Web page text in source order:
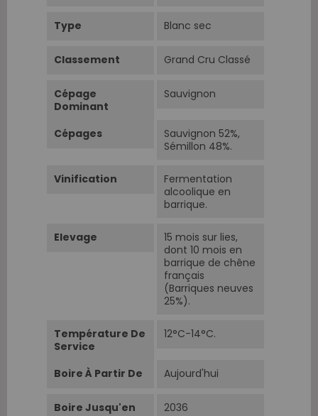
Type Blanc sec
Classement Grand Cru Classé
Cépage
Dominant
Sauvignon
Cépages
Sauvignon 52%,
Sémillon 48%.
Vinification
Fermentation
alcoolique en
barrique.
Elevage
15 mois sur lies,
dont 10 mois en
barrique de chêne
français
(Barriques neuves
25%).
Température De
Service
12°C-14°C.
Boire À Partir De Aujourd'hui
Boire Jusqu'en 2036